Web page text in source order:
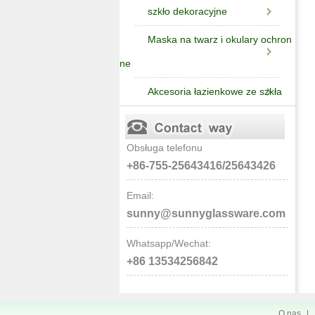
szkło dekoracyjne
Maska na twarz i okulary ochron
ne
Akcesoria łazienkowe ze szkła
Obsługa telefonu
+86-755-25643416/25643426
Email:
sunny@sunnyglassware.com
Whatsapp/Wechat:
+86 13534256842